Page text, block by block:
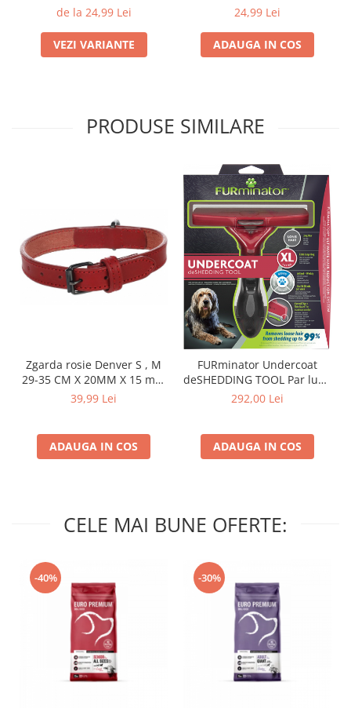
de la 24,99 Lei
VEZI VARIANTE
24,99 Lei
ADAUGA IN COS
PRODUSE SIMILARE
Zgarda rosie Denver S , M
29-35 CM X 20MM X 15 mm
- Flamingo
39,99 Lei
ADAUGA IN COS
FURminator Undercoat
deSHEDDING TOOL Par lung
XL
292,00 Lei
ADAUGA IN COS
CELE MAI BUNE OFERTE:
-40% -30%